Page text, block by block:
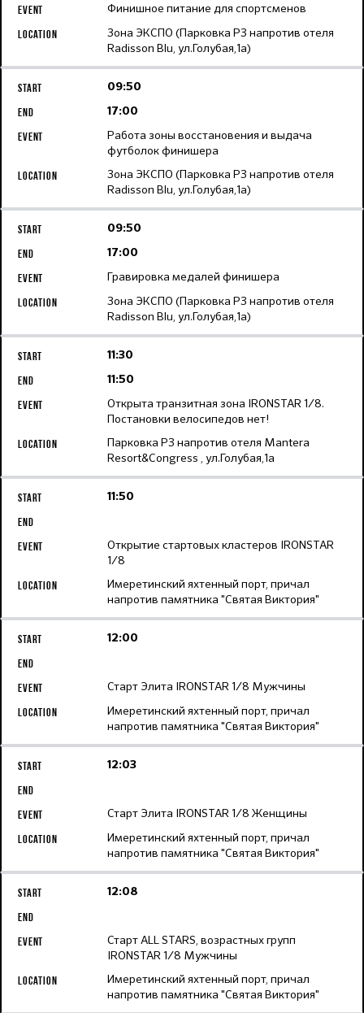
Финишное питание для спортсменов
Зона ЭКСПО (Парковка Р3 напротив отеля
Radisson Blu, ул.Голубая,1а)
09:50
17:00
Работа зоны восстановения и выдача
футболок финишера
Зона ЭКСПО (Парковка Р3 напротив отеля
Radisson Blu, ул.Голубая,1а)
09:50
17:00
Гравировка медалей финишера
Зона ЭКСПО (Парковка Р3 напротив отеля
Radisson Blu, ул.Голубая,1а)
11:30
11:50
Открыта транзитная зона IRONSTAR 1/8.
Постановки велосипедов нет!
Парковка Р3 напротив отеля Mantera
Resort&Congress , ул.Голубая,1а
11:50
Открытие стартовых кластеров IRONSTAR
1/8
Имеретинский яхтенный порт, причал
напротив памятника "Святая Виктория"
12:00
Старт Элита IRONSTAR 1/8 Мужчины
Имеретинский яхтенный порт, причал
напротив памятника "Святая Виктория"
12:03
Старт Элита IRONSTAR 1/8 Женщины
Имеретинский яхтенный порт, причал
напротив памятника "Святая Виктория"
12:08
Старт ALL STARS, возрастных групп
IRONSTAR 1/8 Мужчины
Имеретинский яхтенный порт, причал
напротив памятника "Святая Виктория"